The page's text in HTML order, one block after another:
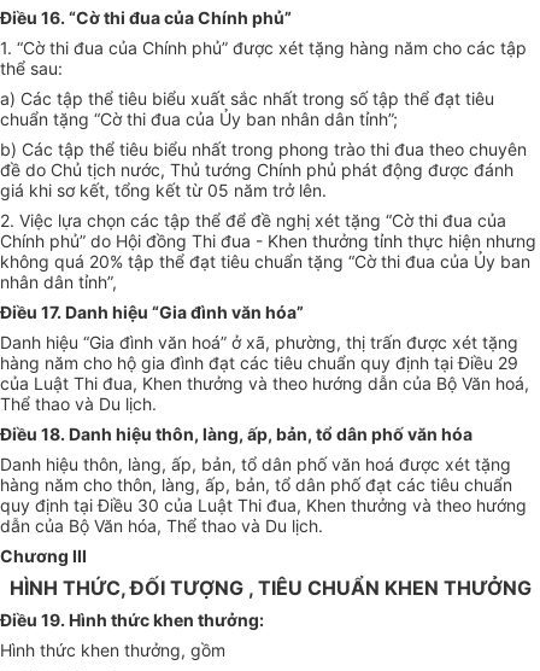
Điều 16. “Cờ thi đua của Chính phủ”
1. “Cờ thi đua của Chính phủ” được xét tặng hàng năm cho các tập
thể sau:
a) Các tập thể tiêu biểu xuất sắc nhất trong số tập thể đạt tiêu
chuẩn tặng “Cờ thi đua của Ủy ban nhân dân tỉnh”;
b) Các tập thể tiêu biểu nhất trong phong trào thi đua theo chuyên
đề do Chủ tịch nước, Thủ tướng Chính phủ phát động được đánh
giá khi sơ kết, tổng kết từ 05 năm trở lên.
2. Việc lựa chọn các tập thể để đề nghị xét tặng “Cờ thi đua của
Chính phủ” do Hội đồng Thi đua - Khen thưởng tỉnh thực hiện nhưng
không quá 20% tập thể đạt tiêu chuẩn tặng “Cờ thi đua của Ủy ban
nhân dân tỉnh”,
Điều 17. Danh hiệu “Gia đình văn hóa”
Danh hiệu “Gia đình văn hoá” ở xã, phường, thị trấn được xét tặng
hàng năm cho hộ gia đình đạt các tiêu chuẩn quy định tại Điều 29
của Luật Thi đua, Khen thưởng và theo hướng dẫn của Bộ Văn hoá,
Thể thao và Du lịch.
Điều 18. Danh hiệu thôn, làng, ấp, bản, tổ dân phố văn hóa
Danh hiệu thôn, làng, ấp, bản, tổ dân phố văn hoá được xét tặng
hàng năm cho thôn, làng, ấp, bản, tổ dân phố đạt các tiêu chuẩn
quy định tại Điều 30 của Luật Thi đua, Khen thưởng và theo hướng
dẫn của Bộ Văn hóa, Thể thao và Du lịch.
Chương III
HÌNH THỨC, ĐỐI TƯỢNG , TIÊU CHUẨN KHEN THƯỞNG
Điều 19. Hình thức khen thưởng:
Hình thức khen thưởng, gồm